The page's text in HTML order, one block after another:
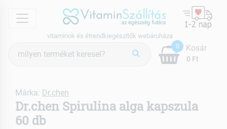
menu
vitaminok és étrendkiegészítők webáruháza
keresés
0
0 Ft
Kosár
Márka: Dr.chen
Dr.chen Spirulina alga kapszula
60 db